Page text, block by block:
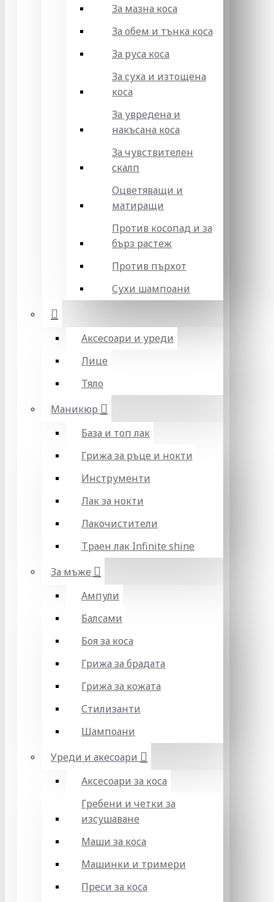
За мазна коса
За обем и тънка коса
За руса коса
За суха и изтощена
коса
За увредена и
накъсана коса
За чувствителен
скалп
Оцветяващи и
матиращи
Против косопад и за
бърз растеж
Против пърхот
Сухи шампоани
Аксесоари и уреди
Лице
Тяло
Маникюр
База и топ лак
Грижа за ръце и нокти
Инструменти
Лак за нокти
Лакочистители
Траен лак Infinite shine
За мъже
Ампули
Балсами
Боя за коса
Грижа за брадата
Грижа за кожата
Стилизанти
Шампоани
Уреди и акесоари
Аксесоари за коса
Гребени и четки за
изсушаване
Маши за коса
Машинки и тримери
Преси за коса